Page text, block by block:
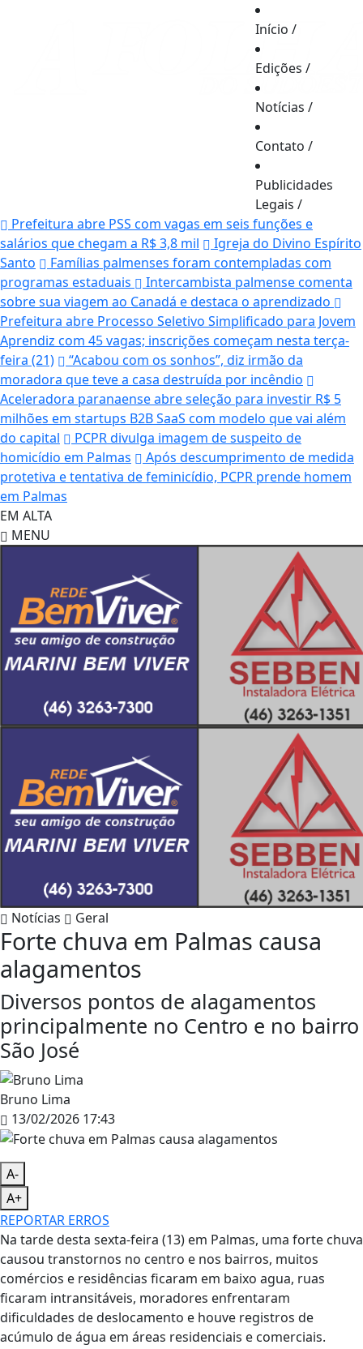
Início /
Edições /
Notícias /
Contato /
Publicidades
Legais /
Prefeitura abre PSS com vagas em seis funções e
salários que chegam a R$ 3,8 mil
Igreja do Divino Espírito
Santo
Famílias palmenses foram contempladas com
programas estaduais
Intercambista palmense comenta
sobre sua viagem ao Canadá e destaca o aprendizado
Prefeitura abre Processo Seletivo Simplificado para Jovem
Aprendiz com 45 vagas; inscrições começam nesta terça-
feira (21)
“Acabou com os sonhos”, diz irmão da
moradora que teve a casa destruída por incêndio
Aceleradora paranaense abre seleção para investir R$ 5
milhões em startups B2B SaaS com modelo que vai além
do capital
PCPR divulga imagem de suspeito de
homicídio em Palmas
Após descumprimento de medida
protetiva e tentativa de feminicídio, PCPR prende homem
em Palmas
EM ALTA
MENU
Notícias Geral
Forte chuva em Palmas causa
alagamentos
Diversos pontos de alagamentos
principalmente no Centro e no bairro
São José
Bruno Lima
13/02/2026 17:43
A-
A+
REPORTAR ERROS
Na tarde desta sexta-feira (13) em Palmas, uma forte chuva
causou transtornos no centro e nos bairros, muitos
comércios e residências ficaram em baixo agua, ruas
ficaram intransitáveis, moradores enfrentaram
dificuldades de deslocamento e houve registros de
acúmulo de água em áreas residenciais e comerciais.